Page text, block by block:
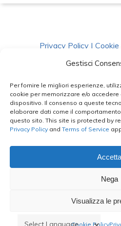
Gestisci
Per fornire le migliori esperienze,
cookie per memorizzare e/o
dispositivo. Il consenso a queste
elaborare dati come il
questo sito. This site is protected by
Privacy Policy and Terms of Service
Accetta
Nega
Visualizza le
Cookie Policy
Privacy Policy | Cookie
Condizioni|
facebook instagram
email
Le Bontà del